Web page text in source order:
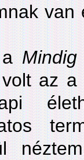
van
a
az a